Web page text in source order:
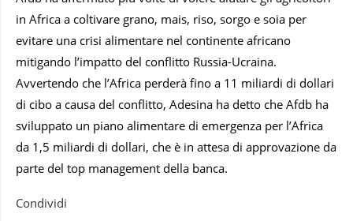
in Africa a coltivare grano, mais, riso, sorgo e soia per
evitare una crisi alimentare nel continente africano
mitigando l’impatto del conflitto Russia-Ucraina.
Avvertendo che l’Africa perderà fino a 11 miliardi di dollari
di cibo a causa del conflitto, Adesina ha detto che Afdb ha
sviluppato un piano alimentare di emergenza per l’Africa
da 1,5 miliardi di dollari, che è in attesa di approvazione da
parte del top management della banca.
Condividi